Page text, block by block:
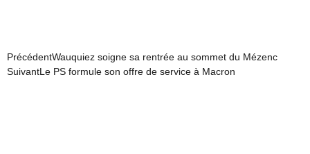
PrécédentWauquiez soigne sa rentrée au sommet du Mézenc
SuivantLe PS formule son offre de service à Macron